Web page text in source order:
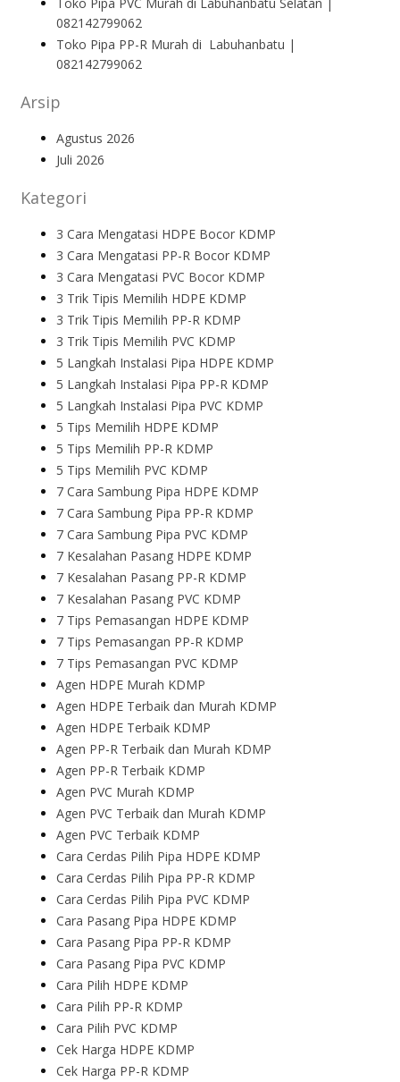
082142799062
Toko Pipa PP-R Murah di Labuhanbatu |
082142799062
Arsip
Agustus 2026
Juli 2026
Kategori
3 Cara Mengatasi HDPE Bocor KDMP
3 Cara Mengatasi PP-R Bocor KDMP
3 Cara Mengatasi PVC Bocor KDMP
3 Trik Tipis Memilih HDPE KDMP
3 Trik Tipis Memilih PP-R KDMP
3 Trik Tipis Memilih PVC KDMP
5 Langkah Instalasi Pipa HDPE KDMP
5 Langkah Instalasi Pipa PP-R KDMP
5 Langkah Instalasi Pipa PVC KDMP
5 Tips Memilih HDPE KDMP
5 Tips Memilih PP-R KDMP
5 Tips Memilih PVC KDMP
7 Cara Sambung Pipa HDPE KDMP
7 Cara Sambung Pipa PP-R KDMP
7 Cara Sambung Pipa PVC KDMP
7 Kesalahan Pasang HDPE KDMP
7 Kesalahan Pasang PP-R KDMP
7 Kesalahan Pasang PVC KDMP
7 Tips Pemasangan HDPE KDMP
7 Tips Pemasangan PP-R KDMP
7 Tips Pemasangan PVC KDMP
Agen HDPE Murah KDMP
Agen HDPE Terbaik dan Murah KDMP
Agen HDPE Terbaik KDMP
Agen PP-R Terbaik dan Murah KDMP
Agen PP-R Terbaik KDMP
Agen PVC Murah KDMP
Agen PVC Terbaik dan Murah KDMP
Agen PVC Terbaik KDMP
Cara Cerdas Pilih Pipa HDPE KDMP
Cara Cerdas Pilih Pipa PP-R KDMP
Cara Cerdas Pilih Pipa PVC KDMP
Cara Pasang Pipa HDPE KDMP
Cara Pasang Pipa PP-R KDMP
Cara Pasang Pipa PVC KDMP
Cara Pilih HDPE KDMP
Cara Pilih PP-R KDMP
Cara Pilih PVC KDMP
Cek Harga HDPE KDMP
Cek Harga PP-R KDMP